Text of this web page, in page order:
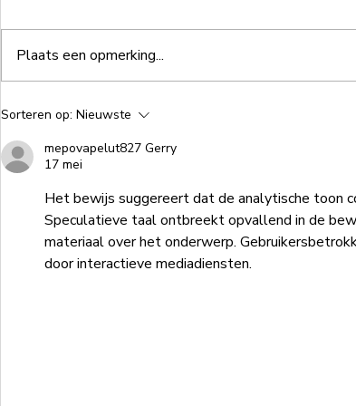
5-
Plaats een opmerking...
Sorteren op: Nieuwste
mepovapelut827 Gerry
17 mei
Het bewijs suggereert dat de analytische toon
Speculatieve taal ontbreekt opvallend in de
materiaal over het onderwerp.
door interactieve mediadiensten.